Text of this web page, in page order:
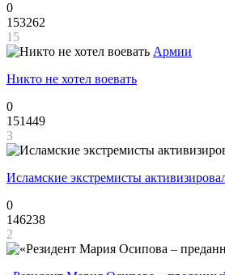
0
153262
15
Армии
Никто не хотел воевать
0
151449
3
Исламские экстремисты
0
146238
2